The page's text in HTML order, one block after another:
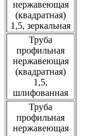
нержавеющая
(квадратная)
1,5, зеркальная
Труба
профильная
нержавеющая
(квадратная)
1,5,
шлифованная
Труба
профильная
нержавеющая